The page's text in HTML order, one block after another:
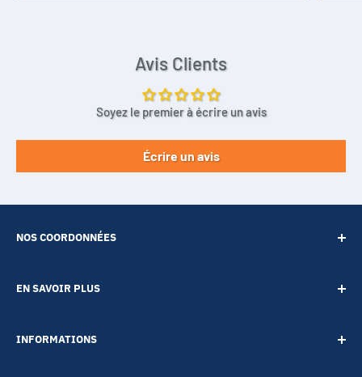
Avis Clients
Soyez le premier à écrire un avis
Écrire un avis
NOS COORDONNÉES
EN SAVOIR PLUS
A propos
INFORMATIONS